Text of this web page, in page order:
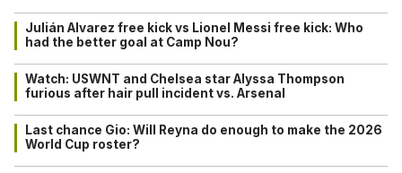
Julián Alvarez free kick vs Lionel Messi free kick: Who
had the better goal at Camp Nou?
Watch: USWNT and Chelsea star Alyssa Thompson
furious after hair pull incident vs. Arsenal
Last chance Gio: Will Reyna do enough to make the 2026
World Cup roster?